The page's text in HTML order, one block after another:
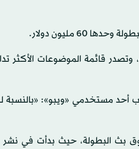
مليون دولار.
قائمة الموضوعات الأكثر
أحد مستخدمي «ويبو»: «بالنسبة
بث البطولة، حيث بدأت في